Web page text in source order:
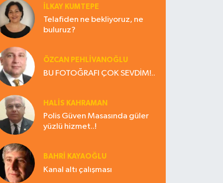
İLKAY KUMTEPE
Telafiden ne bekliyoruz, ne
buluruz?
ÖZCAN PEHLİVANOĞLU
BU FOTOĞRAFI ÇOK SEVDİM!..
HALIS KAHRAMAN
Polis Güven Masasında güler
yüzlü hizmet..!
BAHRI KAYAOĞLU
Kanal altı çalışması